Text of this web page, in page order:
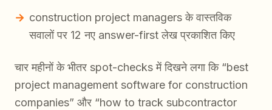
construction project managers के वास्तविक
सवालों पर 12 नए answer-first लेख प्रकाशित किए
चार महीनों के भीतर spot-checks में दिखने लगा कि “best
project management software for construction
companies” और “how to track subcontractor